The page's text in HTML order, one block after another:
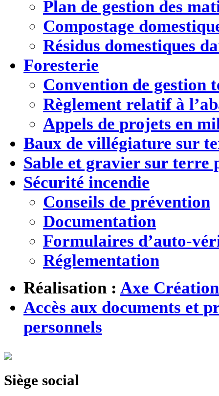
Plan de gestion des
Compostage
Résidus domestiques
Foresterie
Convention de gestion
Règlement relatif à
Appels de projets en
Baux de villégiature sur
Sable et gravier sur terre
Sécurité incendie
Conseils de prévention
Documentation
Formulaires d’auto-
Réglementation
Réalisation : Axe Création
Accès aux documents et
personnels
Siège social